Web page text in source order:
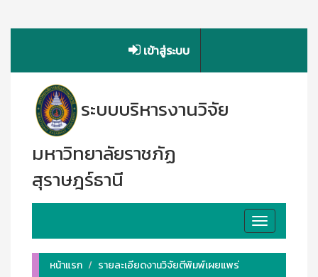
เข้าสู่ระบบ
ระบบบริหารงานวิจัย
มหาวิทยาลัยราชภัฏ
สุราษฎร์ธานี
Toggle
navigation
หน้าแรก
รายละเอียดงานวิจัยตีพิมพ์เผยแพร่